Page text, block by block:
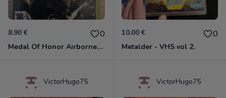
8.90 € 0
Medal Of Honor Airborne Xbox 360
10.00 € 0
Metalder - VHS vol 2.
VictorHugo75 VictorHugo75